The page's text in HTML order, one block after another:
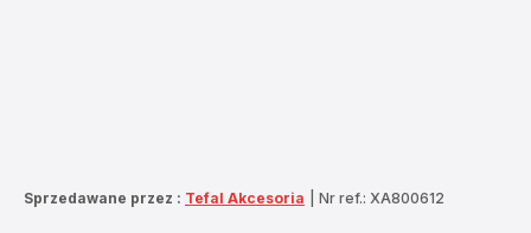
Sprzedawane przez : Tefal Akcesoria Nr ref.: XA800612